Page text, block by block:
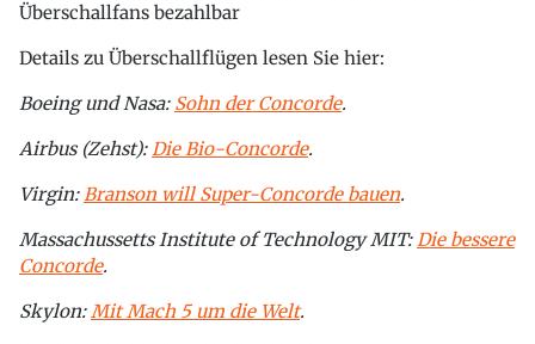
Überschallfans bezahlbar
Details zu Überschallflügen lesen Sie hier:
Boeing und Nasa: Sohn der Concorde.
Airbus (Zehst):Die Bio-Concorde.
Virgin:Branson will Super-Concorde bauen.
Massachussetts Institute of Technology MIT:Die bessere
Concorde.
Skylon:Mit Mach 5 um die Welt.